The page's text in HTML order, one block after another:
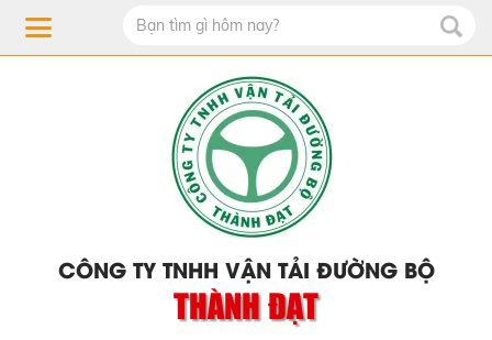
CÔNG TY TNHH VẬN TẢI ĐƯỜNG BỘ
THÀNH ĐẠT